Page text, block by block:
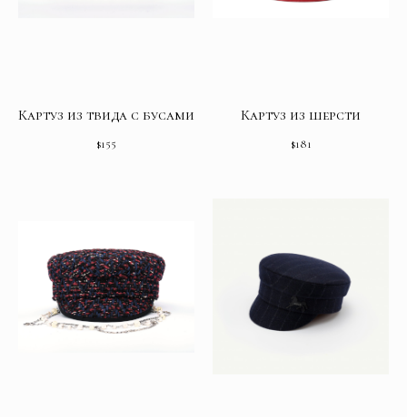
Картуз из твида с бусами
$155
Картуз из шерсти
$181